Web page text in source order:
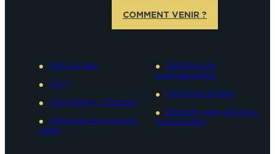
COMMENT VENIR ?
Plan du site
CGV
Pass Reims – Epernay
Adresses et numéros
utiles
Politique de
confidentialité
Mentions légales
Epernay, une ville éco-
responsable